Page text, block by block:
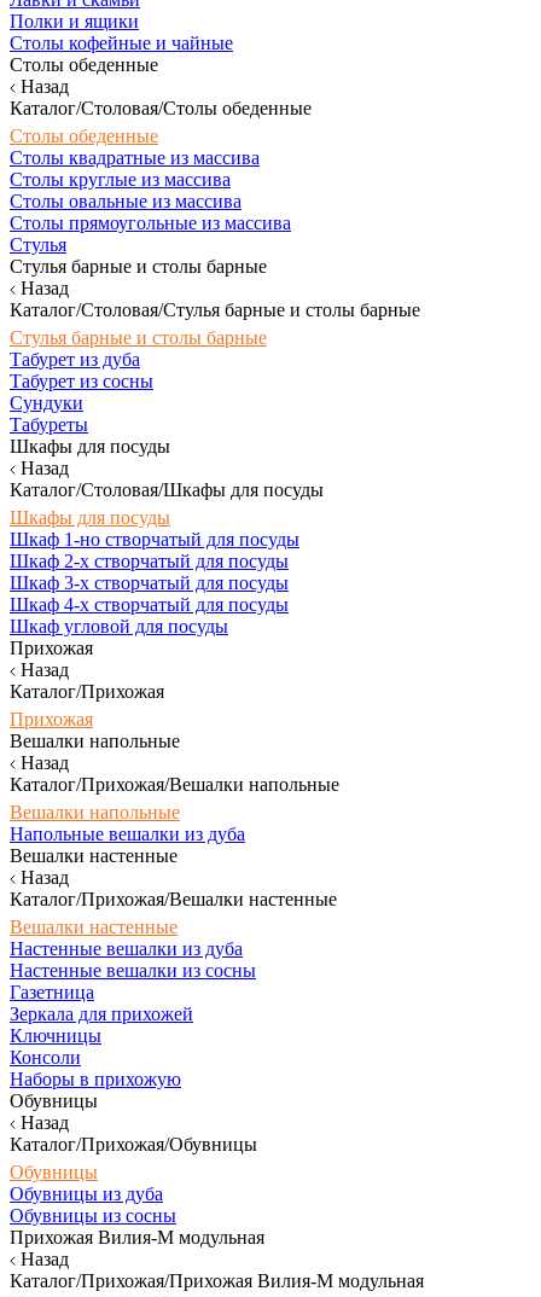
Полки и ящики
Столы кофейные и чайные
Столы обеденные
Назад
Каталог/Столовая/Столы обеденные
Столы обеденные
Столы квадратные из массива
Столы круглые из массива
Столы овальные из массива
Столы прямоугольные из массива
Стулья
Стулья барные и столы барные
Назад
Каталог/Столовая/Стулья барные и столы барные
Стулья барные и столы барные
Табурет из дуба
Табурет из сосны
Сундуки
Табуреты
Шкафы для посуды
Назад
Каталог/Столовая/Шкафы для посуды
Шкафы для посуды
Шкаф 1-но створчатый для посуды
Шкаф 2-х створчатый для посуды
Шкаф 3-х створчатый для посуды
Шкаф 4-х створчатый для посуды
Шкаф угловой для посуды
Прихожая
Назад
Каталог/Прихожая
Прихожая
Вешалки напольные
Назад
Каталог/Прихожая/Вешалки напольные
Вешалки напольные
Напольные вешалки из дуба
Вешалки настенные
Назад
Каталог/Прихожая/Вешалки настенные
Вешалки настенные
Настенные вешалки из дуба
Настенные вешалки из сосны
Газетница
Зеркала для прихожей
Ключницы
Консоли
Наборы в прихожую
Обувницы
Назад
Каталог/Прихожая/Обувницы
Обувницы
Обувницы из дуба
Обувницы из сосны
Прихожая Вилия-М модульная
Назад
Каталог/Прихожая/Прихожая Вилия-М модульная